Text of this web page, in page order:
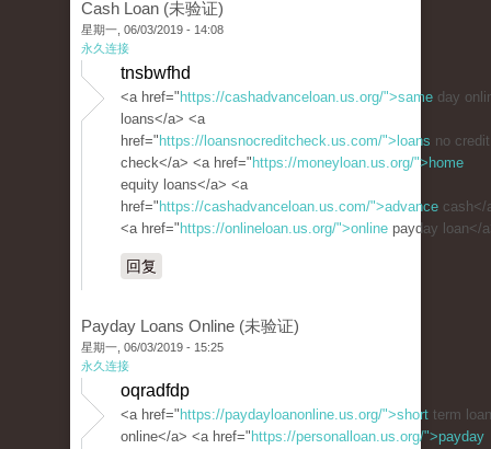
Cash Loan (未验证)
星期一, 06/03/2019 - 14:08
永久连接
tnsbwfhd
<a href=" https://cashadvanceloan.us.org/">same day
loans</a> <a
href=" https://loansnocreditcheck.us.com/">loans no credit
check</a> <a href=" https://moneyloan.us.org/">home
equity loans</a> <a
href=" https://cashadvanceloan.us.com/">advance cash</
<a href=" https://onlineloan.us.org/">online payday loan</
回复
Payday Loans Online (未验证)
星期一, 06/03/2019 - 15:25
永久连接
oqradfdp
<a href=" https://paydayloanonline.us.org/">short term
online</a> <a href=" https://personalloan.us.org/">payday